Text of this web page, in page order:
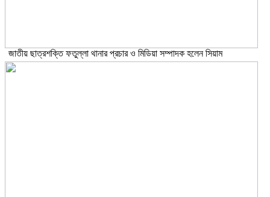
জাতীয় ছাত্রশক্তি ফতুল্লা থানার প্রচার ও মিডিয়া সম্পাদক হলেন সিয়াম